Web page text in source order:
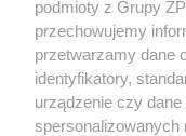
podmioty z Grupy
przechowujemy
przetwarzamy dane
identyfikatory,
urządzenie czy
spersonalizowanych